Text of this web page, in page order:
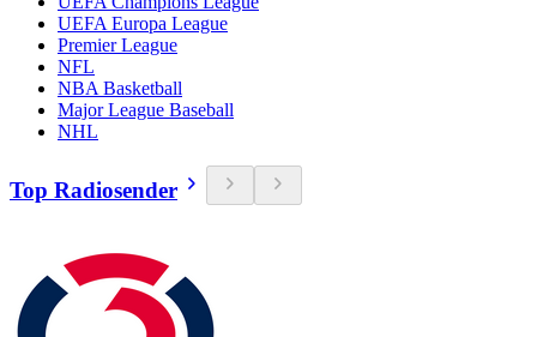
UEFA Europa League
Premier League
NFL
NBA Basketball
Major League Baseball
NHL
Top Radiosender